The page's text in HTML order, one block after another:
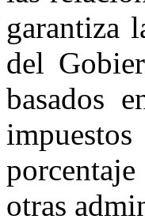
garantiza
del
basados
otras